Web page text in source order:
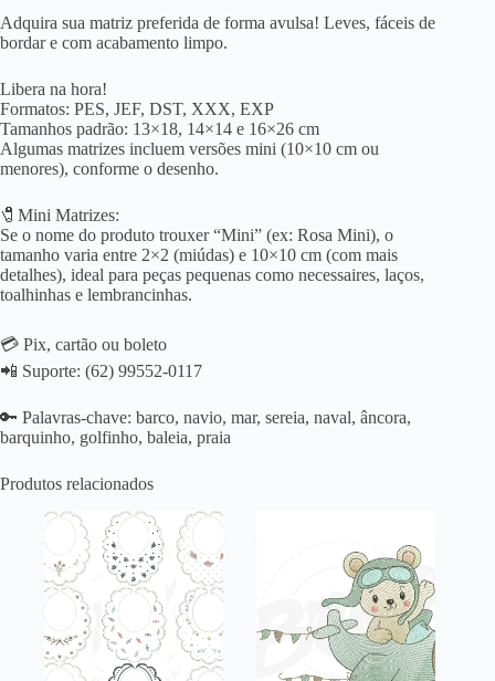
Adquira sua matriz preferida de forma avulsa! Leves, fáceis de
bordar e com acabamento limpo.
Libera na hora!
Formatos: PES, JEF, DST, XXX, EXP
Tamanhos padrão: 13×18, 14×14 e 16×26 cm
Algumas matrizes incluem versões mini (10×10 cm ou
menores), conforme o desenho.
🧷Mini Matrizes:
Se o nome do produto trouxer “Mini” (ex: Rosa Mini), o
tamanho varia entre 2×2 (miúdas) e 10×10 cm (com mais
detalhes), ideal para peças pequenas como necessaires, laços,
toalhinhas e lembrancinhas.
💳 Pix, cartão ou boleto
📲 Suporte: (62) 99552-0117
🔑 Palavras-chave: barco, navio, mar, sereia, naval, âncora,
barquinho, golfinho, baleia, praia
Produtos relacionados